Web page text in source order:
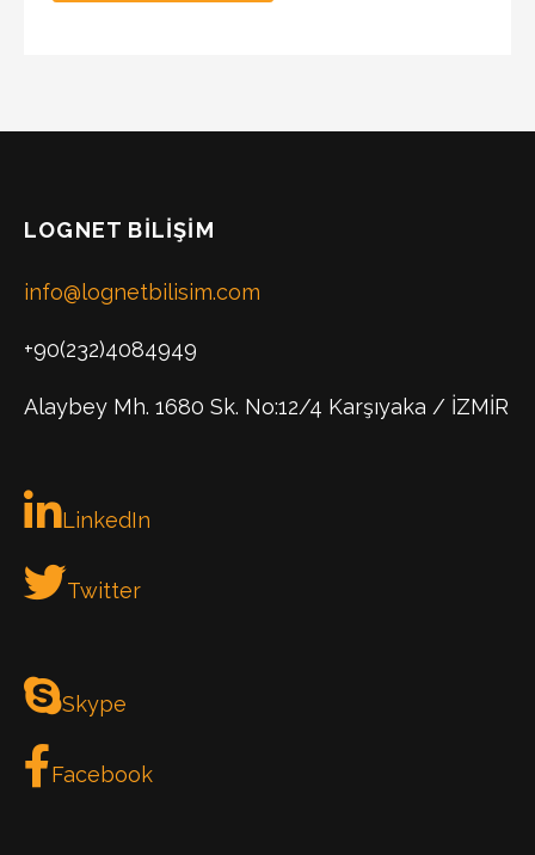
LOGNET BILIŞIM
info@lognetbilisim.com
+90(232)4084949
Alaybey Mh. 1680 Sk. No:12/4 Karşıyaka / İZMİR
LinkedIn
Twitter
Skype
Facebook